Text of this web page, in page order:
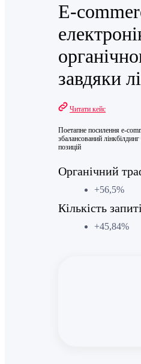
E-
завдяки
Читати кейс
Поетапне посилення e-
збалансований
позицій
Органічний
+56,5%
Кількість
+45,84%